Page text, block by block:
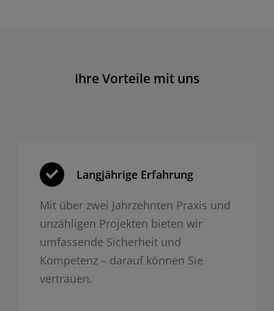
Ihre Vorteile mit uns
Langjährige Erfahrung
Mit über zwei Jahrzehnten Praxis und
unzähligen Projekten bieten wir
umfassende Sicherheit und
Kompetenz – darauf können Sie
vertrauen.